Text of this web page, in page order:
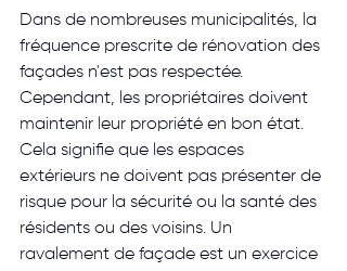
Dans de nombreuses municipalités, la
fréquence prescrite de rénovation des
façades n'est pas respectée.
Cependant, les propriétaires doivent
maintenir leur propriété en bon état.
Cela signifie que les espaces
extérieurs ne doivent pas présenter de
risque pour la sécurité ou la santé des
résidents ou des voisins. Un
ravalement de façade est un exercice